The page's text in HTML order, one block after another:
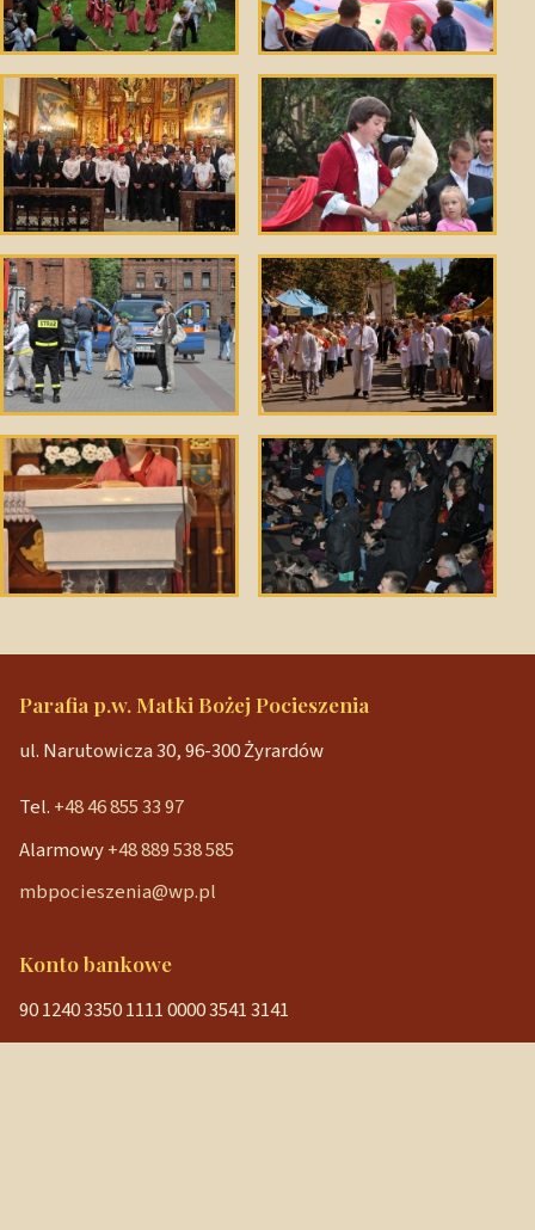
Parafia p.w. Matki Bożej Pocieszenia
ul. Narutowicza 30, 96-300 Żyrardów
Tel. +48 46 855 33 97
Alarmowy+48 889 538 585
mbpocieszenia@wp.pl
Konto bankowe
90 1240 3350 1111 0000 3541 3141